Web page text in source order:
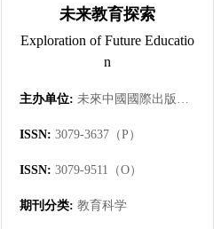
未来教育探索
Exploration of Future Educatio
n
主办单位: 未來中國國際出版集團有限公司
ISSN: 3079-3637（P）
ISSN: 3079-9511（O）
期刊分类: 教育科学